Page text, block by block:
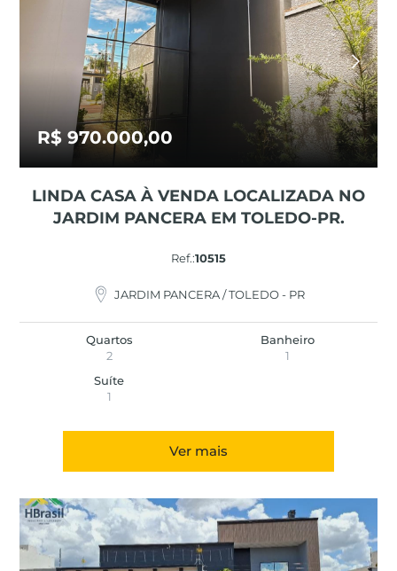
R$ 970.000,00
LINDA CASA À VENDA LOCALIZADA NO
JARDIM PANCERA EM TOLEDO-PR.
Ref.:10515
JARDIM PANCERA / TOLEDO - PR
Quartos
2
Banheiro
1
Suíte
1
Ver mais